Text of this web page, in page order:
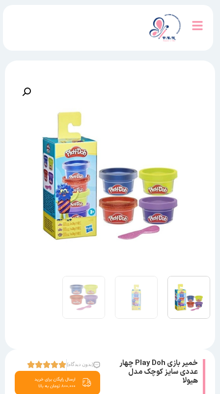
خمیر بازی Play Doh چهار
عددی سایز کوچک مدل
هیولا
(بدون دیدگاه)